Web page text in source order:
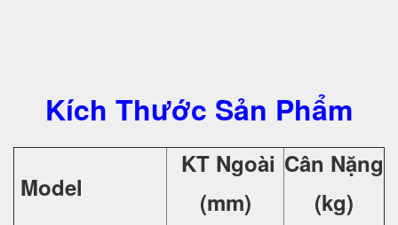
Kích Thước Sản Phẩm
Model
KT Ngoài
(mm)
Cân Nặng
(kg)